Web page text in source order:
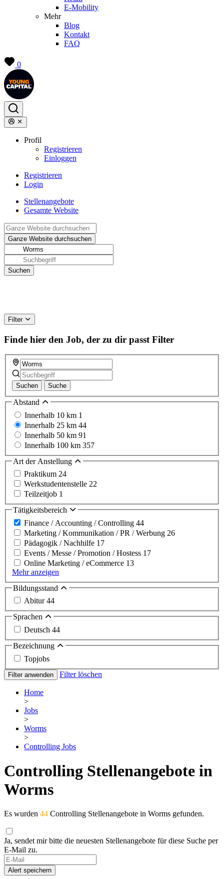
E-Mobility
Mehr
Blog
Kontakt
FAQ
0
Profil
Registrieren
Einloggen
Registrieren
Login
Stellenangebote
Gesamte Website
Filter
Finde hier den Job, der zu dir passt Filter
Suchen Suche
Abstand
Innerhalb 10 km 1
Innerhalb 25 km 44
Innerhalb 50 km 91
Innerhalb 100 km 357
Art der Anstellung
Praktikum 24
Werkstudentenstelle 22
Teilzeitjob 1
Tätigkeitsbereich
Finance / Accounting / Controlling 44
Marketing / Kommunikation / PR / Werbung 26
Pädagogik / Nachhilfe 17
Events / Messe / Promotion / Hostess 17
Online Marketing / eCommerce 13
Mehr anzeigen
Bildungsstand
Abitur44
Sprachen
Deutsch 44
Bezeichnung
Topjobs
Filter anwenden Filter löschen
Home
>
Jobs
>
Worms
>
Controlling Jobs
Controlling Stellenangebote in
Worms
Es wurden 44 Controlling Stellenangebote in Worms gefunden.
Ja, sendet mir bitte die neuesten Stellenangebote für diese Suche per
E-Mail zu.
Alert speichern